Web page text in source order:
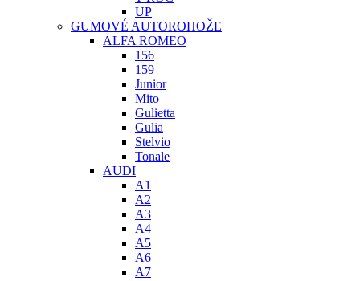
UP
GUMOVÉ AUTOROHOŽE
ALFA ROMEO
156
159
Junior
Mito
Gulietta
Gulia
Stelvio
Tonale
AUDI
A1
A2
A3
A4
A5
A6
A7